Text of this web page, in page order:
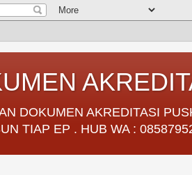
DOKUMEN AKREDITASI
TIAP EP . HUB WA :